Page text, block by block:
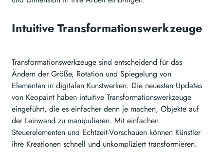
Intuitive Transformationswerkzeuge
Transformationswerkzeuge sind entscheidend für das
Ändern der Größe, Rotation und Spiegelung von
Elementen in digitalen Kunstwerken. Die neuesten Updates
von Keopaint haben intuitive Transformationswerkzeuge
eingeführt, die es einfacher denn je machen, Objekte auf
der Leinwand zu manipulieren. Mit einfachen
Steuerelementen und Echtzeit-Vorschauen können Künstler
ihre Kreationen schnell und unkompliziert transformieren.